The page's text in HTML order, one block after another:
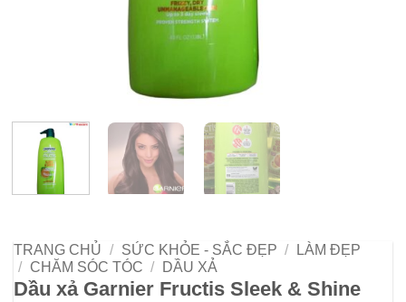
TRANG CHỦ / SỨC KHỎE - SẮC ĐẸP /
LÀM ĐẸP
/
CHĂM SÓC TÓC / DẦU XẢ
Dầu xả Garnier Fructis Sleek & Shine